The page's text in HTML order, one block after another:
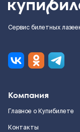
Сервис билетных
Компания
Главное о Купибилете
Контакты